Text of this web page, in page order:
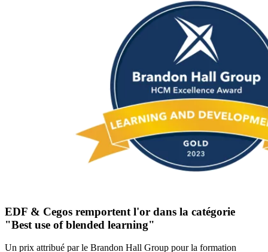
EDF & Cegos remportent l'or dans la catégorie
"Best use of blended learning"
Un prix attribué par le Brandon Hall Group pour la formation